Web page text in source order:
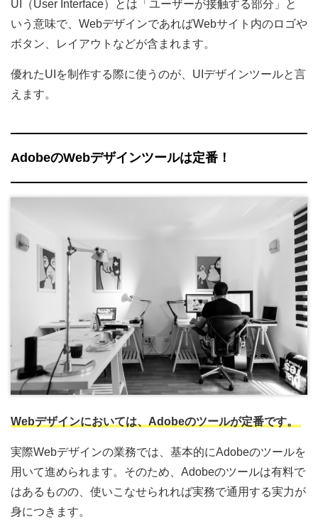
UI（User Interface）とは「ユーザーが接触する部分」と
いう意味で、WebデザインであればWebサイト内のロゴや
ボタン、レイアウトなどが含まれます。
優れたUIを制作する際に使うのが、UIデザインツールと言
えます。
AdobeのWebデザインツールは定番！
Webデザインにおいては、Adobeのツールが定番です。
実際Webデザインの業務では、基本的にAdobeのツールを
用いて進められます。そのため、Adobeのツールは有料で
はあるものの、使いこなせられれば実務で通用する実力が
身につきます。